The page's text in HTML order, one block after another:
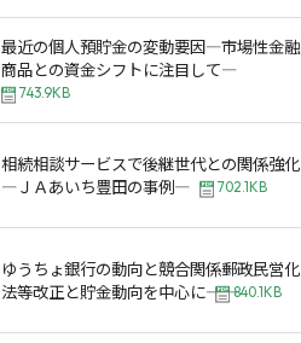
最近の個人預貯金の変動要因―市場性金融
商品との資金シフトに注目して―
743.9KB
相続相談サービスで後継世代との関係強化
―ＪＡあいち豊田の事例―
702.1KB
ゆうちょ銀行の動向と競合関係――郵政民営化
法等改正と貯金動向を中心に――
840.1KB